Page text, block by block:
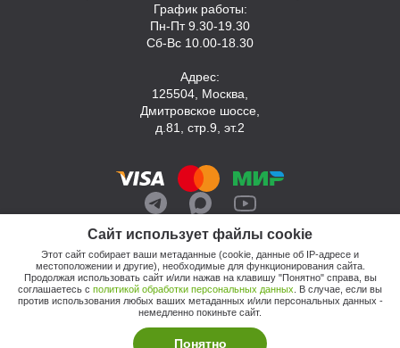
Сайт использует файлы cookie
Этот сайт собирает ваши метаданные (cookie, данные об IP-адресе и
местоположении и другие), необходимые для функционирования сайта.
Продолжая использовать сайт и/или нажав на клавишу "Понятно" справа, вы
соглашаетесь с политикой обработки персональных данных . В случае, если вы
против использования любых ваших метаданных и/или персональных данных -
немедленно покиньте сайт.
Понятно
График работы:
Пн-Пт 9.30-19.30
Сб-Вс 10.00-18.30
Адрес:
125504, Москва,
Дмитровское шоссе,
д.81, стр.9, эт.2
© 2026, Компания «Интерьер Уют»
Политика обработки персональных данных
Этот сайт продвигает: Кузнецов Анатолий